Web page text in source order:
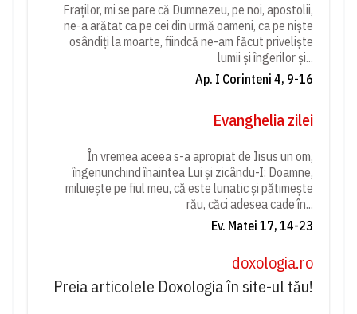
Fraților, mi se pare că Dumnezeu, pe noi, apostolii,
ne-a arătat ca pe cei din urmă oameni, ca pe niște
osândiți la moarte, fiindcă ne-am făcut priveliște
lumii și îngerilor și...
Ap. I Corinteni 4, 9-16
Evanghelia zilei
În vremea aceea s-a apropiat de Iisus un om,
îngenunchind înaintea Lui și zicându-I: Doamne,
miluiește pe fiul meu, că este lunatic și pătimește
rău, căci adesea cade în...
Ev. Matei 17, 14-23
doxologia.ro
Preia articolele Doxologia în site-ul tău!